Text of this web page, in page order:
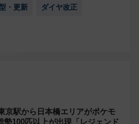
・更新 ダイヤ改正
京駅から日本橋エリアがポケモ
勢100匹以上が出現「レジェンド